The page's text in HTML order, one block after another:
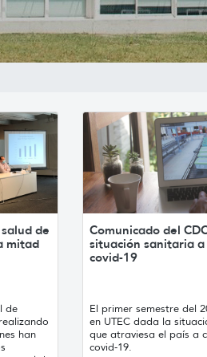
de
mitad
de
han
Comunicado del
situación sanitaria a
covid-19
El primer semestre del
en UTEC dada la
que atraviesa el país a
covid-19.